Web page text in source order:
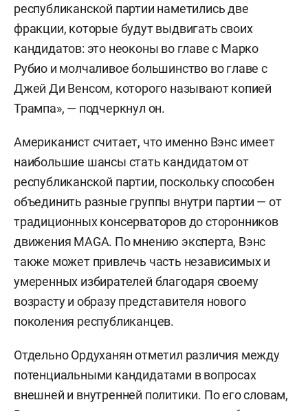
республиканской партии наметились две
фракции, которые будут выдвигать своих
кандидатов: это неоконы во главе с Марко
Рубио и молчаливое большинство во главе с
Джей Ди Венсом, которого называют копией
Трампа», — подчеркнул он.
Американист считает, что именно Вэнс имеет
наибольшие шансы стать кандидатом от
республиканской партии, поскольку способен
объединить разные группы внутри партии — от
традиционных консерваторов до сторонников
движения MAGA. По мнению эксперта, Вэнс
также может привлечь часть независимых и
умеренных избирателей благодаря своему
возрасту и образу представителя нового
поколения республиканцев.
Отдельно Ордуханян отметил различия между
потенциальными кандидатами в вопросах
внешней и внутренней политики. По его словам,